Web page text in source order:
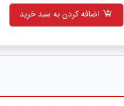
اضافه کردن به سبد خرید